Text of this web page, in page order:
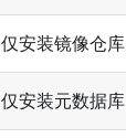
仅安装镜像仓库
仅安装元数据库